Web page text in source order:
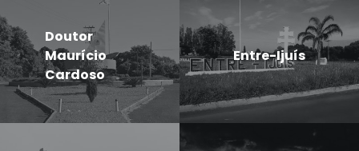
Doutor
Maurício
Cardoso
Entre-Ijuís